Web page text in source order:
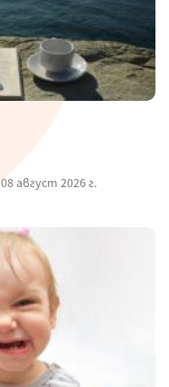
08 август 2026 г.